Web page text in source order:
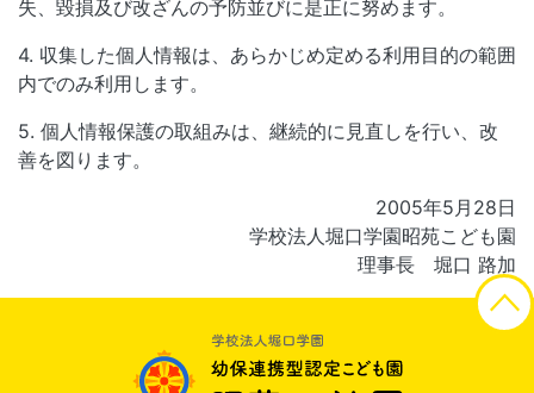
こども発達支援事業所 エール昭苑
しょうえんこども
こそだてルーム
昭苑
失、毀損及び改ざんの予防並びに是正に努めます。
4. 収集した個人情報は、あらかじめ定める利用目的の範囲
内でのみ利用します。
5. 個人情報保護の取組みは、継続的に見直しを行い、改
善を図ります。
2005年5月28日
学校法人堀口学園昭苑こども園
理事長 堀口 路加